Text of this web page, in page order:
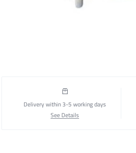
Delivery within 3-5 working days
See Details